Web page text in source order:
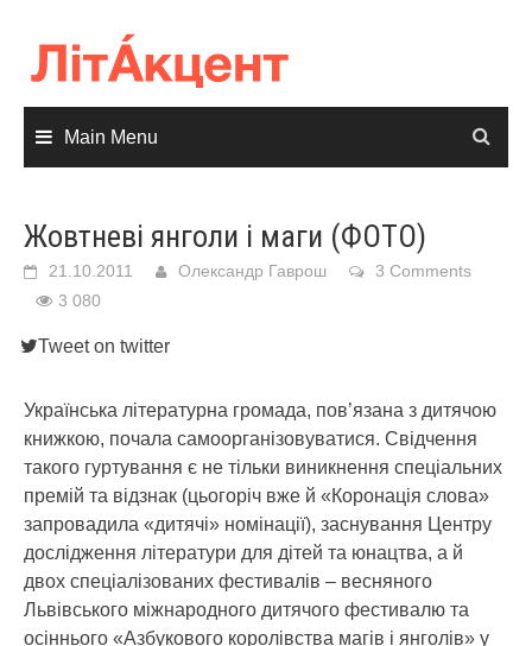
content
Main Menu
Жовтневі янголи і маги (ФОТО)
21.10.2011 Олександр Гаврош
3 Comments
3 080
Tweet on twitter
Українська літературна громада, пов’язана з дитячою
книжкою, почала самоорганізовуватися. Свідчення
такого гуртування є не тільки виникнення спеціальних
премій та відзнак (цьогоріч вже й «Коронація слова»
запровадила «дитячі» номінації), заснування Центру
дослідження літератури для дітей та юнацтва, а й
двох спеціалізованих фестивалів – весняного
Львівського міжнародного дитячого фестивалю та
осіннього «Азбукового королівства магів і янголів» у